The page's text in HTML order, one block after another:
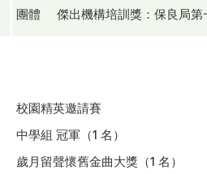
團體 傑出機構培訓獎：保良局
校園精英邀請賽
中學組 冠軍（1 名）
歲月留聲懷舊金曲大獎